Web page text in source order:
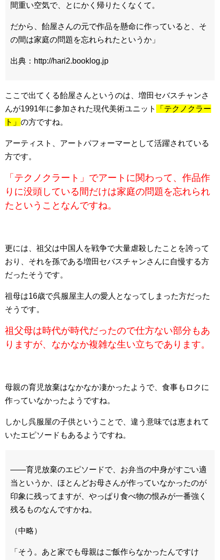
間重い空気で、とにかく帰りたくなくて。
だから、飴屋さんの元で作品を懸命に作っていると、そ
の間は家庭の問題を忘れられたというか」
出典：http://hari2.booklog.jp
ここで出てくる飴屋さんというのは、増田セバスチャンさ
んが1991年に参加された現代美術ユニット
「テクノクラー
ト」 の方ですね。
アーティスト、アートパフォーマーとして活躍されている
方です。
「テクノクラート」でアートに関わって、作品作
りに没頭している間だけは家庭の問題を忘れられ
たということなんですね。
更には、祖父は中国人を戦争で大量虐殺したことを誇って
おり、それを孫である増田セバスチャンさんに自慢する方
だったそうです。
祖母は16歳で呉服屋主人の愛人となってしまった方だった
そうです。
祖父母は時代が時代だったので仕方ない部分もあ
りますが、なかなか複雑な生い立ちであります。
母親の育児放棄はなかなか凄かったようで、食事もロクに
作っていなかったようですね。
しかし呉服屋の子供ということで、違う意味では恵まれて
いたエピソードもあるようですね。
――育児放棄のエピソードで、お弁当の中身がすごい適
当というか、ほとんどお母さんが作っていなかったのが
印象に残ってますが、やっぱり食べ物の恨みが一番強く
残るものなんですかね。
（中略）
「そう。あと家でも母親はご飯作らなかったんですけ